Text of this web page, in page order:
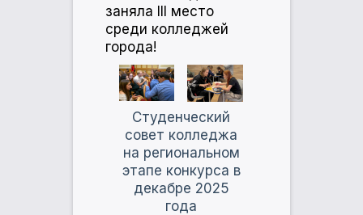
заняла III место
среди колледжей
города!
Студенческий
совет колледжа
на региональном
этапе конкурса в
декабре 2025
года